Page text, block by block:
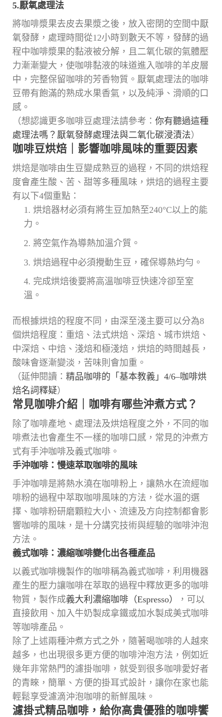
5.厭氧處理法
將咖啡漿果去皮去果漿之後，放入密閉的空間中厭
氧發酵，處理時間從12小時到數天不等，發酵的過
程中咖啡漿果的黏液被分解，且二氧化碳的氣體壓
力漸漸變大，使咖啡黏液的味道進入咖啡的羊皮層
中，完整保留咖啡的芳香物質。厭氧處理法的咖啡
豆帶有飽滿的熟成水果香氣，以及純淨、滑順的口
感。
（想認識更多咖啡豆處理法請參考： 你有聽過這種
處理法嗎？厭氧發酵處理法與二氧化碳浸漬法）
咖啡豆烘焙｜影響咖啡風味的重要因素
烘焙是咖啡由生豆變成熟豆的過程，不同的烘焙程
度會產生酸、苦、甜等多種風味，烘焙的過程主要
有以下4個重點：
烘焙器材必須有將生豆加熱至240°C以上的能
力。
將空氣作為導熱加溫介質。
烘焙過程中必須攪動生豆，確保導熱均勻。
完成烘焙後要將高溫咖啡豆快速冷卻至室
溫。
而根據烘焙的程度不同，由深至淺主要可以分為8
個烘焙程度：重焙、法式烘焙、深焙、城市烘焙、
中深焙、中焙、淺焙和極淺焙，烘焙的時間越長，
酸味會逐漸變淡，苦味則會加重。
（延伸閱讀： 精品咖啡的「基本教義」4/6–咖啡烘
焙名詞釋疑）
常見咖啡介紹｜咖啡有哪些沖煮方式？
除了咖啡產地、處理法及烘焙程度之外，不同的咖
啡煮法也會產生不一樣的咖啡口感，常見的沖煮方
式有手沖咖啡及義式咖啡。
手沖咖啡：慢速萃取咖啡的風味
手沖咖啡是將熱水澆在咖啡粉上，讓熱水在流經咖
啡粉的過程中萃取咖啡風味的方法，從水溫的選
擇、咖啡粉研磨顆粒大小、流速及方向控制都會影
響咖啡的風味，是十分講究技術與經驗的咖啡沖泡
方法。
義式咖啡：濃縮咖啡變化出各種產品
以義式咖啡機製作的咖啡稱為義式咖啡，利用機器
產生的壓力讓咖啡在萃取的過程中釋放更多的咖啡
物質，製作成義大利濃縮咖啡（Espresso）
，可以
直接飲用、加入牛奶製成拿鐵或加水製成美式咖啡
等咖啡產品。
除了上述兩種沖煮方式之外，隨著喝咖啡的人越來
越多，也出現很多更方便的咖啡沖泡方法，例如近
幾年非常熱門的濾掛咖啡，就受到很多咖啡愛好者
的青睞，簡單、方便的掛耳式設計，讓你在家也能
輕鬆享受濾滴沖泡咖啡的新鮮風味。
濾掛式精品咖啡，給你高貴優雅的咖啡饗